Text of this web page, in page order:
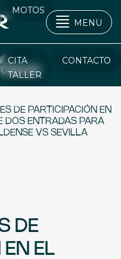
MOTOS
MENU
CITA
TALLER
CONTACTO
DE PARTICIPACIÓN EN
DOS ENTRADAS PARA
VS SEVILLA
DE
EN EL